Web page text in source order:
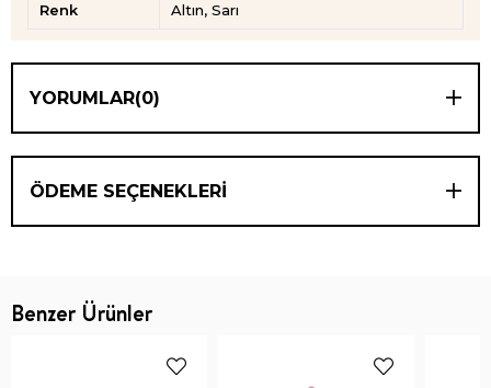
Renk Altın Sarı
YORUMLAR(0)
ÖDEME SEÇENEKLERI
Benzer Ürünler